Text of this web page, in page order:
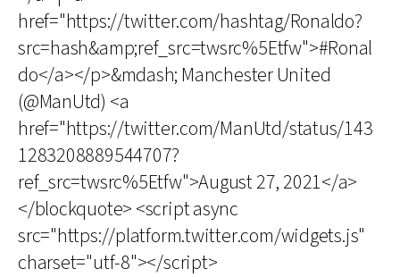
href="https://twitter.com/hashtag/Ronaldo?
src=hash&amp;ref_src=twsrc%5Etfw">#Ronal
do</a></p>&mdash; Manchester United
(@ManUtd) <a
href="https://twitter.com/ManUtd/status/143
1283208889544707?
ref_src=twsrc%5Etfw">August 27, 2021</a>
</blockquote> <script async
src="https://platform.twitter.com/widgets.js"
charset="utf-8"></script>